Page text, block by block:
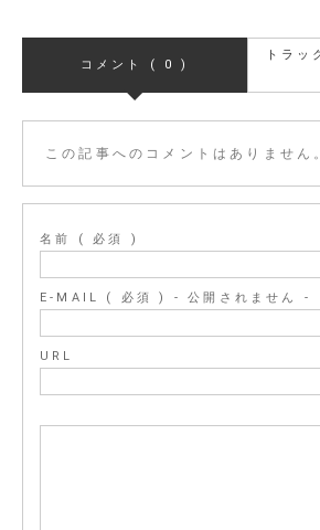
コメント ( 0 )
トラッ
この記事へのコメントはありません
名前 ( 必須 )
E-MAIL ( 必須 ) - 公開されません -
URL